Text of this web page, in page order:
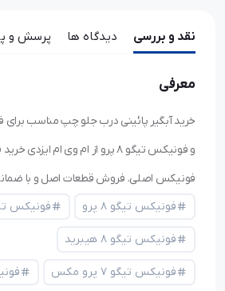
نقد و بررسی دیدگاه ها پرسش و
معرفی
و فونیکس تیگو ۸ پرو از ام وی ام
فونیکس اصلی. فروش قطعات اصل و با
فونیکس تیگو ۸ پرو
فونیکس تیگو ۸
فونیکس تیگو ۸ هیبرید
فونیکس تیگو ۷ پرو مکس